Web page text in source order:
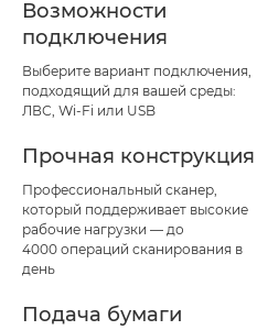
Возможности
подключения
Выберите вариант подключения,
подходящий для вашей среды:
ЛВС, Wi-Fi или USB
Прочная конструкция
Профессиональный сканер,
который поддерживает высокие
рабочие нагрузки — до
4000 операций сканирования в
день
Подача бумаги